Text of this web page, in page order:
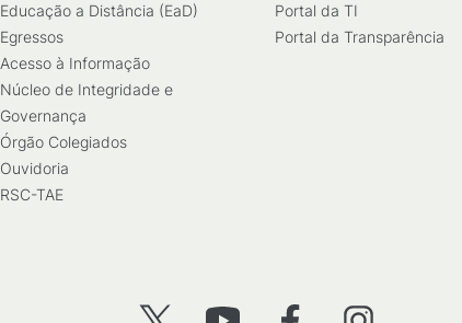
Educação a Distância (EaD)
Egressos
Acesso à Informação
Núcleo de Integridade e
Governança
Órgão Colegiados
Ouvidoria
RSC-TAE
Portal da TI
Portal da Transparência